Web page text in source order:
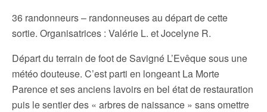
36 randonneurs – randonneuses au départ de cette
sortie. Organisatrices : Valérie L. et Jocelyne R.
Départ du terrain de foot de Savigné L’Evêque sous une
météo douteuse. C’est parti en longeant La Morte
Parence et ses anciens lavoirs en bel état de restauration
puis le sentier des « arbres de naissance » sans omettre